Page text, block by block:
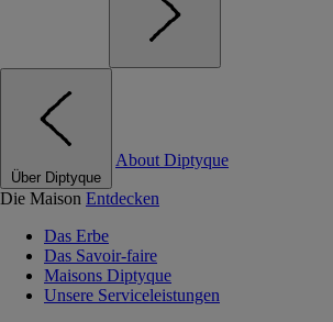
Über Diptyque
About Diptyque
Die Maison Entdecken
Das Erbe
Das Savoir-faire
Maisons Diptyque
Unsere Serviceleistungen